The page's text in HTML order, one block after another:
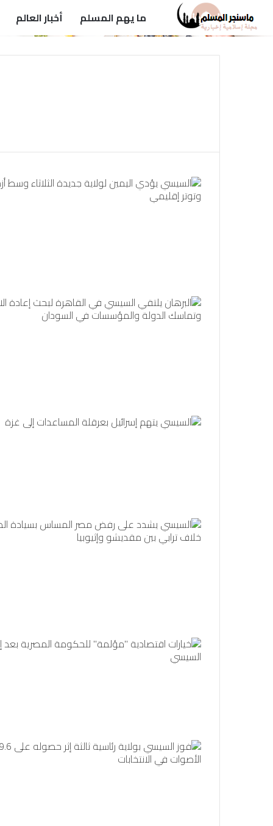
ما يهم المسلم أخبار العالم